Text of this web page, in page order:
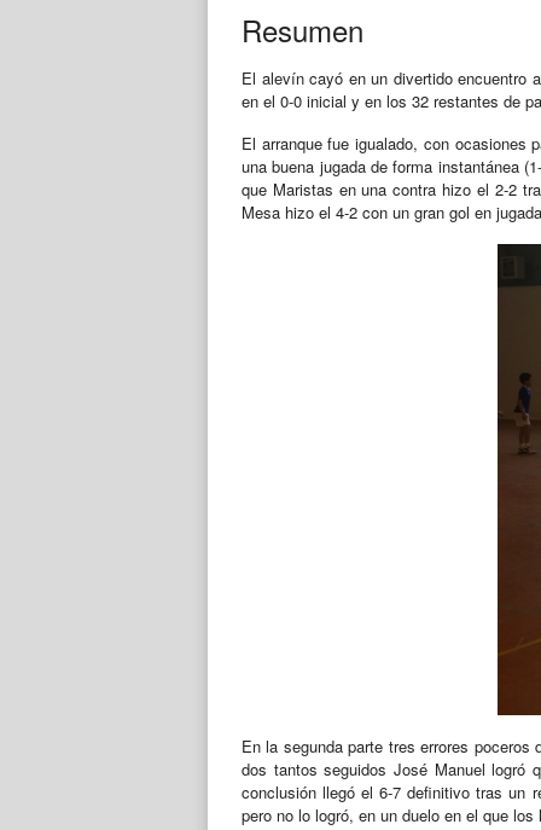
Resumen
El alevín cayó en un divertido encuentro
en el 0-0 inicial y en los 32 restantes de
El arranque fue igualado, con ocasiones
una buena jugada de forma instantánea
que Maristas en una contra hizo el 2-2
Mesa hizo el 4-2 con un gran gol en
En la segunda parte tres errores
dos tantos seguidos José Manuel logró
conclusión llegó el 6-7 definitivo tras un
pero no lo logró, en un duelo en el que